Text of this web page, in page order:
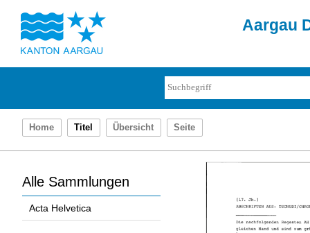
Aargau
Home Titel Übersicht Seite
Alle Sammlungen
Acta Helvetica